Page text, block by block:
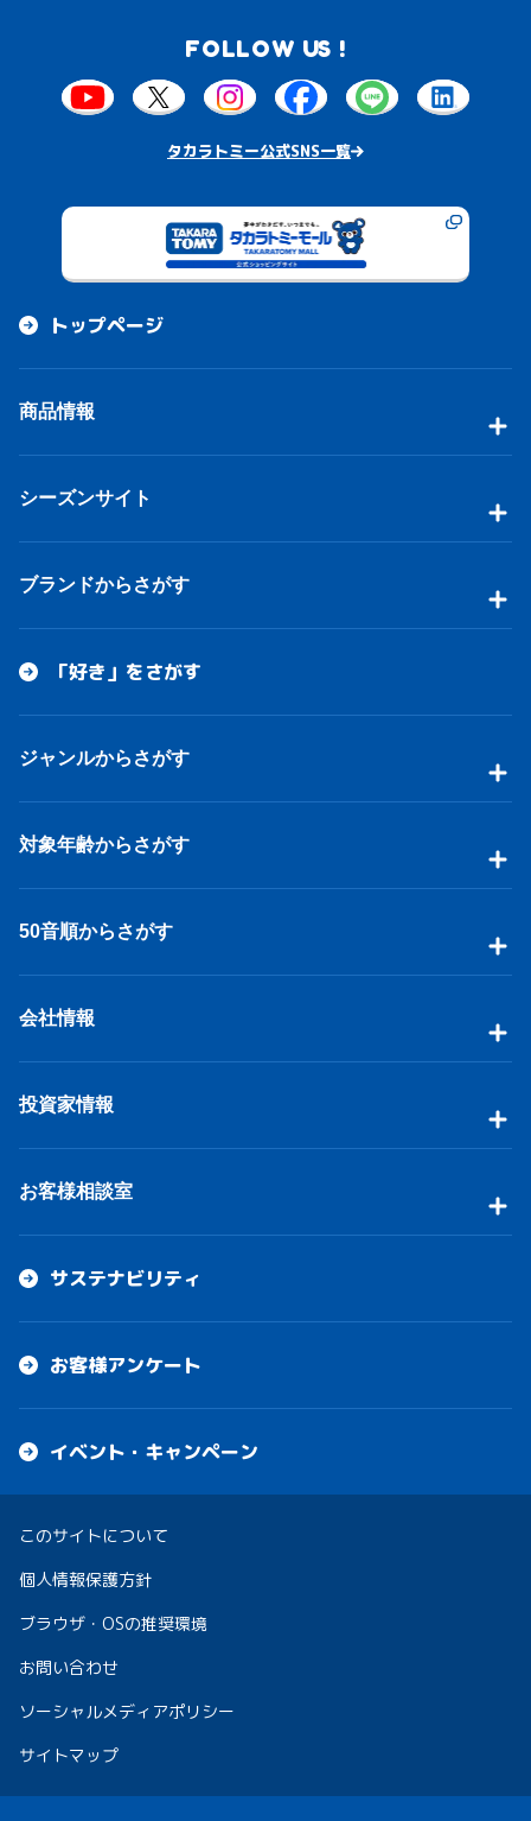
FOLLOW US !
タカラトミー公式SNS一覧
トップページ
商品情報
シーズンサイト
ブランドからさがす
「好き」をさがす
ジャンルからさがす
対象年齢からさがす
50音順からさがす
会社情報
投資家情報
お客様相談室
サステナビリティ
お客様アンケート
イベント・キャンペーン
このサイトについて
個人情報保護方針
ブラウザ・OSの推奨環境
お問い合わせ
ソーシャルメディアポリシー
サイトマップ